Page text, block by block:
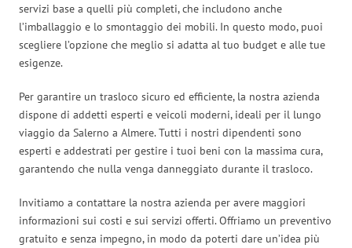
servizi base a quelli più completi, che includono anche
l’imballaggio e lo smontaggio dei mobili. In questo modo, puoi
scegliere l’opzione che meglio si adatta al tuo budget e alle tue
esigenze.
Per garantire un trasloco sicuro ed efficiente, la nostra azienda
dispone di addetti esperti e veicoli moderni, ideali per il lungo
viaggio da Salerno a Almere. Tutti i nostri dipendenti sono
esperti e addestrati per gestire i tuoi beni con la massima cura,
garantendo che nulla venga danneggiato durante il trasloco.
Invitiamo a contattare la nostra azienda per avere maggiori
informazioni sui costi e sui servizi offerti. Offriamo un preventivo
gratuito e senza impegno, in modo da poterti dare un’idea più